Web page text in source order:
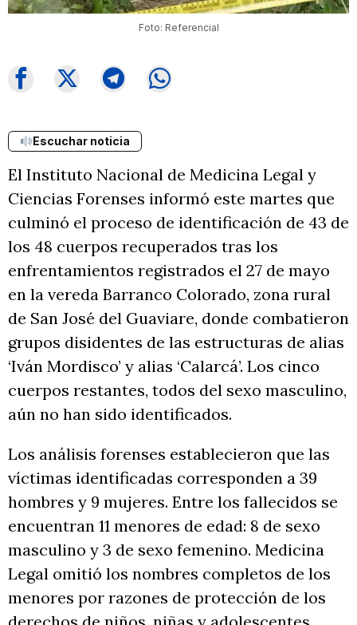
Foto: Referencial
Escuchar noticia
El Instituto Nacional de Medicina Legal y
Ciencias Forenses informó este martes que
culminó el proceso de identificación de 43 de
los 48 cuerpos recuperados tras los
enfrentamientos registrados el 27 de mayo
en la vereda Barranco Colorado, zona rural
de San José del Guaviare, donde combatieron
grupos disidentes de las estructuras de alias
‘Iván Mordisco’ y alias ‘Calarcá’. Los cinco
cuerpos restantes, todos del sexo masculino,
aún no han sido identificados.
Los análisis forenses establecieron que las
víctimas identificadas corresponden a 39
hombres y 9 mujeres. Entre los fallecidos se
encuentran 11 menores de edad: 8 de sexo
masculino y 3 de sexo femenino. Medicina
Legal omitió los nombres completos de los
menores por razones de protección de los